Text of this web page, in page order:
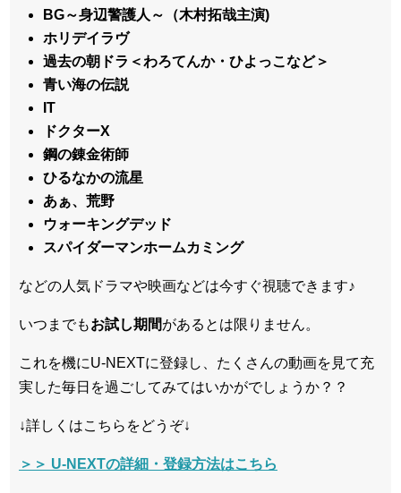
BG～身辺警護人～（木村拓哉主演)
ホリデイラヴ
過去の朝ドラ＜わろてんか・ひよっこなど＞
青い海の伝説
IT
ドクターX
鋼の錬金術師
ひるなかの流星
あぁ、荒野
ウォーキングデッド
スパイダーマンホームカミング
などの人気ドラマや映画などは今すぐ視聴できます♪
いつまでもお試し期間があるとは限りません。
これを機にU-NEXTに登録し、たくさんの動画を見て充
実した毎日を過ごしてみてはいかがでしょうか？？
↓詳しくはこちらをどうぞ↓
＞＞ U-NEXTの詳細・登録方法はこちら